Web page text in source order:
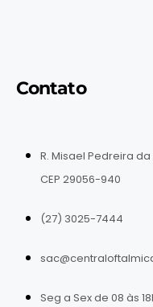
Contato
R. Misael Pedreira da
CEP 29056-940
(27) 3025-7444
Seg a Sex de 08 às